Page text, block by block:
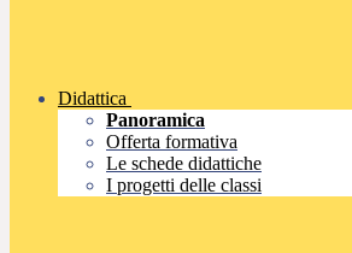
Didattica
Panoramica
Offerta formativa
Le schede didattiche
I progetti delle classi